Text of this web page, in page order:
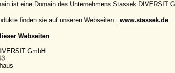
ist eine Domain des Unternehmens Stassek DIVERSIT
finden sie auf unseren Webseiten : www.stassek.de
Webseiten
GmbH